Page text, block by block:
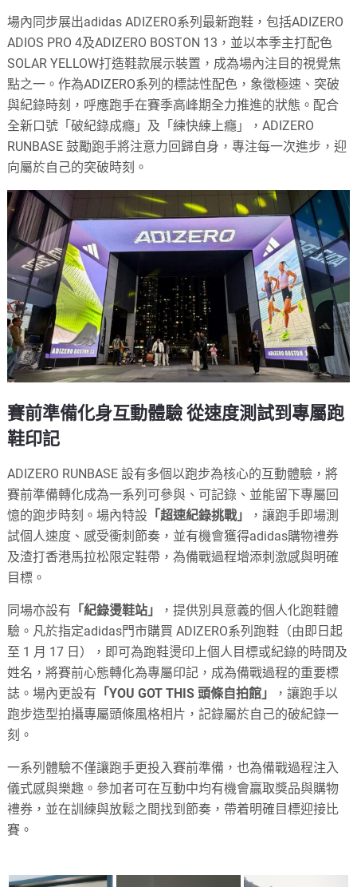
場內同步展出adidas ADIZERO系列最新跑鞋，包括ADIZERO
ADIOS PRO 4及ADIZERO BOSTON 13，並以本季主打配色
SOLAR YELLOW打造鞋款展示裝置，成為場內注目的視覺焦
點之一。作為ADIZERO系列的標誌性配色，象徵極速、突破
與紀錄時刻，呼應跑手在賽季高峰期全力推進的狀態。配合
全新口號「破紀錄成癮」及「練快練上癮」，ADIZERO
RUNBASE 鼓勵跑手將注意力回歸自身，專注每一次進步，迎
向屬於自己的突破時刻。
賽前準備化身互動體驗 從速度測試到專屬跑
鞋印記
ADIZERO RUNBASE 設有多個以跑步為核心的互動體驗，將
賽前準備轉化成為一系列可參與、可記錄、並能留下專屬回
憶的跑步時刻。場內特設 「超速紀錄挑戰」
，讓跑手即場測
試個人速度、感受衝刺節奏，並有機會獲得adidas購物禮券
及渣打香港馬拉松限定鞋帶，為備戰過程增添刺激感與明確
目標。
同場亦設有 「紀錄燙鞋站」
，提供別具意義的個人化跑鞋體
驗。凡於指定adidas門市購買 ADIZERO系列跑鞋（由即日起
至 1 月 17 日），即可為跑鞋燙印上個人目標或紀錄的時間及
姓名 ，將賽前心態轉化為專屬印記，成為備戰過程的重要標
誌。場內更設有 「YOU GOT THIS 頭條自拍館」
，讓跑手以
跑步造型拍攝專屬頭條風格相片，記錄屬於自己的破紀錄一
刻。
一系列體驗不僅讓跑手更投入賽前準備，也為備戰過程注入
儀式感與樂趣。參加者可在互動中均有機會贏取獎品與購物
禮券，並在訓練與放鬆之間找到節奏，帶着明確目標迎接比
賽。